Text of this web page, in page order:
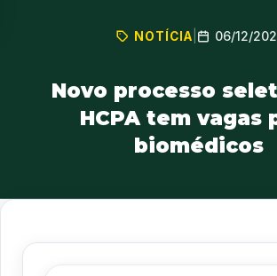
NOTÍCIA 06/12/
Novo processo
HCPA tem vagas
biomédicos